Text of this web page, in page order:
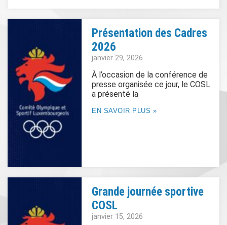
Présentation des Cadres
2026
janvier 29, 2026
À l’occasion de la conférence de
presse organisée ce jour, le COSL
a présenté la
EN SAVOIR PLUS »
Grande journée sportive
COSL
janvier 15, 2026